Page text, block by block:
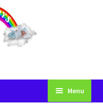
Menu